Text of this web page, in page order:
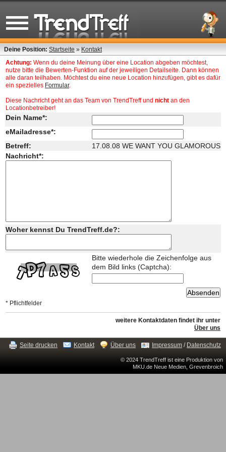
Deine Position: Startseite » Kontakt
Achtung: Wenn du deine Meinung über eine Location abgeben möchtest,
nutze bitte die Bewerten-Funktion auf der jeweiligen Detailseite. Dann können
alle daran teilhaben. Möchtest du eine neue Location hinzufügen, gibt es dafür
ein spezielles Formular.
Diese Nachricht geht an das Team von TrendTreff und nicht an den
Locationbetreiber!
Dein Name*:
eMailadresse*:
Betreff:
17.08.08 WE WANT YOU GLAMOROUS
Nachricht*:
Woher kennst Du TrendTreff.de?:
Bitte wiederhole die Zeichenfolge aus
dem Bild links (Captcha):
* Pflichtfelder
weitere Kontaktdaten findet ihr unter
Über uns
Seite drucken Kontakt Über uns Impressum / Datenschutz
© 2024 TrendTreff ist eine Produktion von
MKU.de Neue Medien, Grevenbroich